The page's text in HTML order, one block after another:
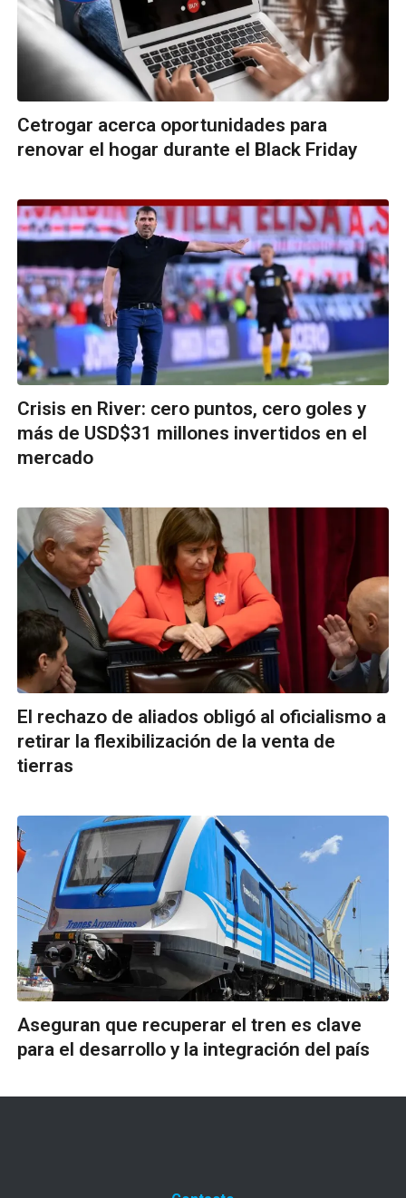
Cetrogar acerca oportunidades para
renovar el hogar durante el Black Friday
Crisis en River: cero puntos, cero goles y
más de USD$31 millones invertidos en el
mercado
El rechazo de aliados obligó al oficialismo a
retirar la flexibilización de la venta de
tierras
Aseguran que recuperar el tren es clave
para el desarrollo y la integración del país